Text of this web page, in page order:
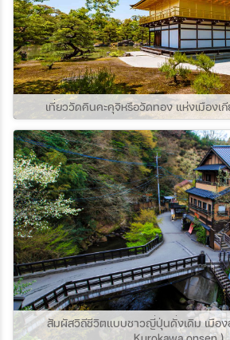
เที่ยววัดคินคะคุจิหรือวัดทอง แห่งเมืองเ
สัมผัสวิถีชีวิตแบบชาวญี่ปุ่นดั่งเดิม เมือง